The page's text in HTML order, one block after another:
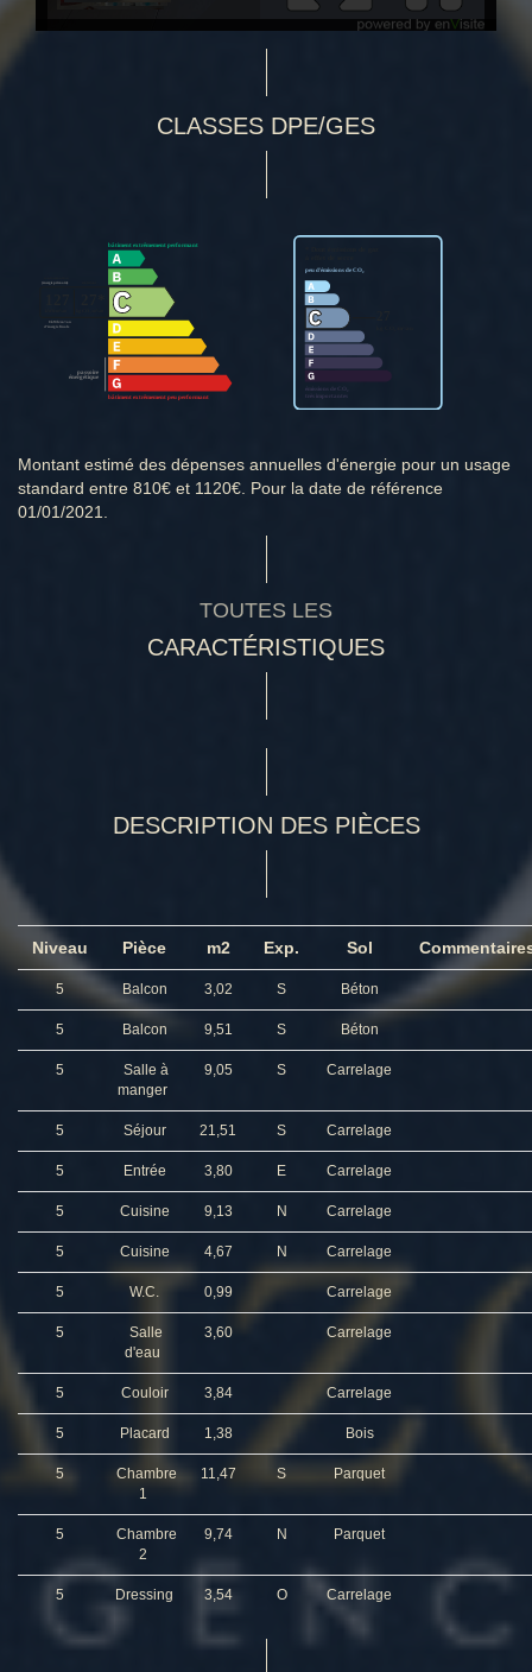
CLASSES DPE/GES
Montant estimé des dépenses annuelles d'énergie pour un usage
standard entre 810€ et 1120€. Pour la date de référence
01/01/2021.
TOUTES LES
CARACTÉRISTIQUES
DESCRIPTION DES PIÈCES
Niveau Pièce m2 Exp. Sol
5 Balcon 3,02 S Béton
5 Balcon 9,51 S Béton
5
Salle à
manger
9,05 S Carrelage
5 Séjour 21,51 S Carrelage
5 Entrée 3,80 E Carrelage
5 Cuisine 9,13 N Carrelage
5 Cuisine 4,67 N Carrelage
5 W.C. 0,99 Carrelage
5
Salle
d'eau
3,60 Carrelage
5 Couloir 3,84 Carrelage
5 Placard 1,38 Bois
5
Chambre
1
11,47 S Parquet
5
Chambre
2
9,74 N Parquet
5 Dressing 3,54 O Carrelage